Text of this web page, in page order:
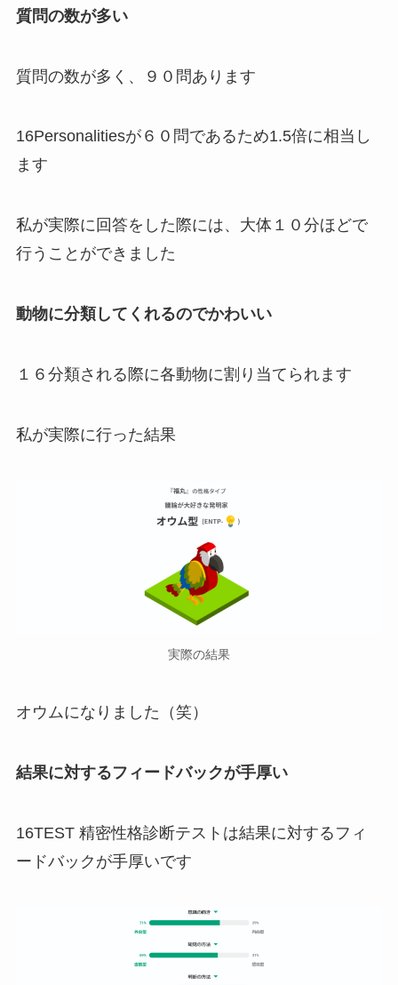
質問の数が多い
質問の数が多く、９０問あります
16Personalitiesが６０問であるため1.5倍に相当し
ます
私が実際に回答をした際には、大体１０分ほどで
行うことができました
動物に分類してくれるのでかわいい
１６分類される際に各動物に割り当てられます
私が実際に行った結果
実際の結果
オウムになりました（笑）
結果に対するフィードバックが手厚い
16TEST 精密性格診断テストは結果に対するフィ
ードバックが手厚いです